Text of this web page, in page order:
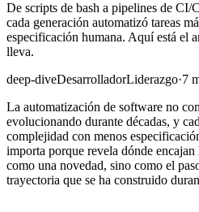
De scripts de bash a pipelines de
cada generación automatizó tareas
especificación humana. Aquí está el
lleva.
deep-diveDesarrolladorLiderazgo·7
La automatización de software no
evolucionando durante décadas, y
complejidad con menos
importa porque revela dónde
como una novedad, sino como el
trayectoria que se ha construido